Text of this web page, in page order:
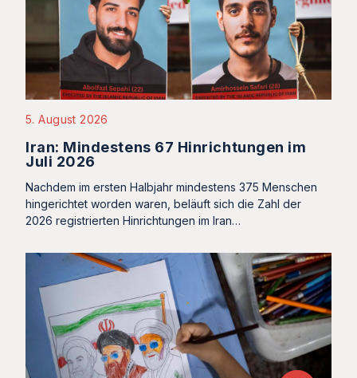
5. August 2026
Iran: Mindestens 67 Hinrichtungen im
Juli 2026
Nachdem im ersten Halbjahr mindestens 375 Menschen
hingerichtet worden waren, beläuft sich die Zahl der
2026 registrierten Hinrichtungen im Iran…